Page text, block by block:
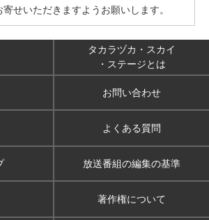
せいただきますようお願いします。
タカラヅカ・スカイ
・ステージとは
お問い合わせ
よくある質問
放送番組の編集の基準
著作権について